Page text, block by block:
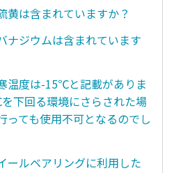
黄は含まれていますか？
ナジウムは含まれています
温度は-15℃と記載がありま
下回る環境にさらされた場
っても使用不可となるのでし
ールベアリングに利用した